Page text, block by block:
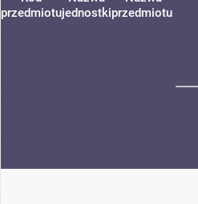
przedmiotujednostkiprzedmiotu